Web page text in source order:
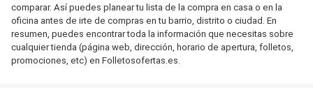
comparar. Así puedes planear tu lista de la compra en casa o en la
oficina antes de irte de compras en tu barrio, distrito o ciudad. En
resumen, puedes encontrar toda la información que necesitas sobre
cualquier tienda (página web, dirección, horario de apertura, folletos,
promociones, etc) en Folletosofertas.es.